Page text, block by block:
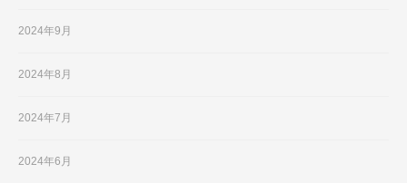
2024年9月
2024年8月
2024年7月
2024年6月